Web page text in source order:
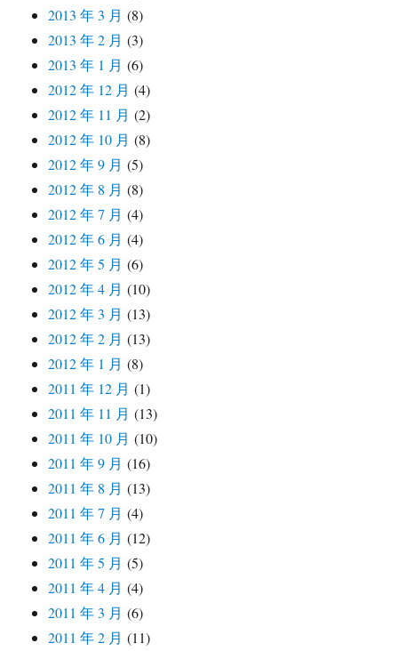
2013 年 3 月 (8)
2013 年 2 月 (3)
2013 年 1 月 (6)
2012 年 12 月 (4)
2012 年 11 月 (2)
2012 年 10 月 (8)
2012 年 9 月 (5)
2012 年 8 月 (8)
2012 年 7 月 (4)
2012 年 6 月 (4)
2012 年 5 月 (6)
2012 年 4 月 (10)
2012 年 3 月 (13)
2012 年 2 月 (13)
2012 年 1 月 (8)
2011 年 12 月 (1)
2011 年 11 月 (13)
2011 年 10 月 (10)
2011 年 9 月 (16)
2011 年 8 月 (13)
2011 年 7 月 (4)
2011 年 6 月 (12)
2011 年 5 月 (5)
2011 年 4 月 (4)
2011 年 3 月 (6)
2011 年 2 月 (11)